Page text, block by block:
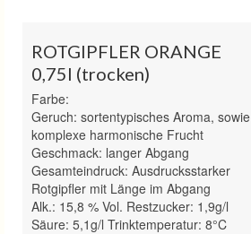
ROTGIPFLER ORANGE
0,75l (trocken)
Farbe:
Geruch: sortentypisches Aroma, sowie
komplexe harmonische Frucht
Geschmack: langer Abgang
Gesamteindruck: Ausdrucksstarker
Rotgipfler mit Länge im Abgang
Alk.: 15,8 % Vol. Restzucker: 1,9g/l
Säure: 5,1g/l Trinktemperatur: 8°C